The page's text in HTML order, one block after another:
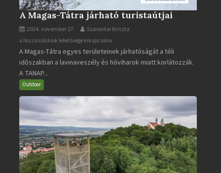
A Magas-Tátra járható turistaútjai
2024. november 27. Szalontai Kriszta
A
Magas-
Tátra
járható
turistaútjai
a hozzászólások lehetősége kikapcsolva
A Magas-Tátra egyes területeinek járhatóságát a téli
időszakban a lavinaveszély és hóviharok miatt korlátozzák.
A TANAP...
Outdoor